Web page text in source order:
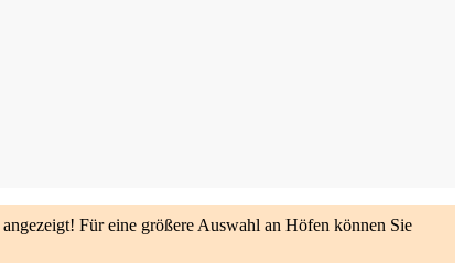
angezeigt! Für eine größere Auswahl an Höfen können Sie